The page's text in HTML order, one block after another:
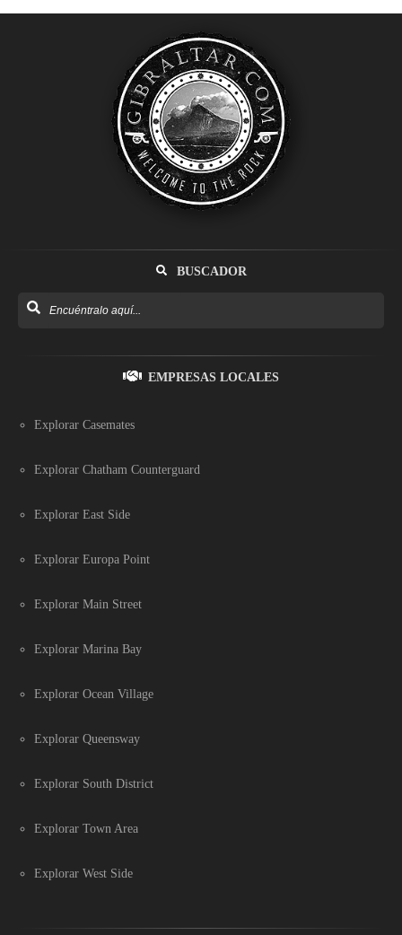
BUSCADOR
EMPRESAS LOCALES
Explorar Casemates
Explorar Chatham Counterguard
Explorar East Side
Explorar Europa Point
Explorar Main Street
Explorar Marina Bay
Explorar Ocean Village
Explorar Queensway
Explorar South District
Explorar Town Area
Explorar West Side